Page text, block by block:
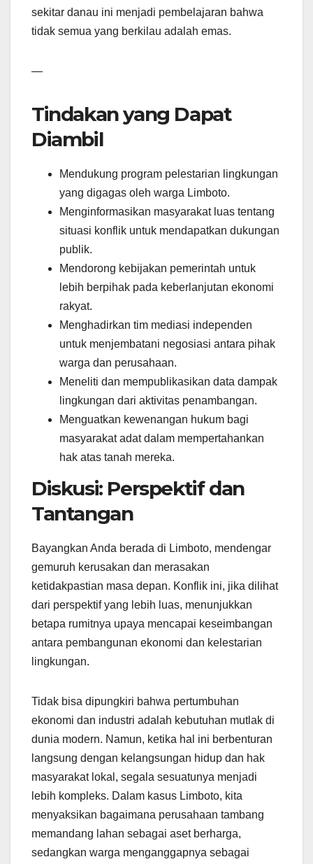
sekitar danau ini menjadi pembelajaran bahwa
tidak semua yang berkilau adalah emas.
—
Tindakan yang Dapat
Diambil
Mendukung program pelestarian lingkungan
yang digagas oleh warga Limboto.
Menginformasikan masyarakat luas tentang
situasi konflik untuk mendapatkan dukungan
publik.
Mendorong kebijakan pemerintah untuk
lebih berpihak pada keberlanjutan ekonomi
rakyat.
Menghadirkan tim mediasi independen
untuk menjembatani negosiasi antara pihak
warga dan perusahaan.
Meneliti dan mempublikasikan data dampak
lingkungan dari aktivitas penambangan.
Menguatkan kewenangan hukum bagi
masyarakat adat dalam mempertahankan
hak atas tanah mereka.
Diskusi: Perspektif dan
Tantangan
Bayangkan Anda berada di Limboto, mendengar
gemuruh kerusakan dan merasakan
ketidakpastian masa depan. Konflik ini, jika dilihat
dari perspektif yang lebih luas, menunjukkan
betapa rumitnya upaya mencapai keseimbangan
antara pembangunan ekonomi dan kelestarian
lingkungan.
Tidak bisa dipungkiri bahwa pertumbuhan
ekonomi dan industri adalah kebutuhan mutlak di
dunia modern. Namun, ketika hal ini berbenturan
langsung dengan kelangsungan hidup dan hak
masyarakat lokal, segala sesuatunya menjadi
lebih kompleks. Dalam kasus Limboto, kita
menyaksikan bagaimana perusahaan tambang
memandang lahan sebagai aset berharga,
sedangkan warga menganggapnya sebagai